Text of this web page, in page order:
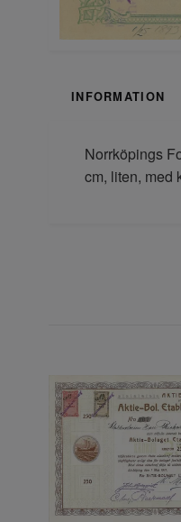
INFORMATION
Norrköpings
cm, liten, med